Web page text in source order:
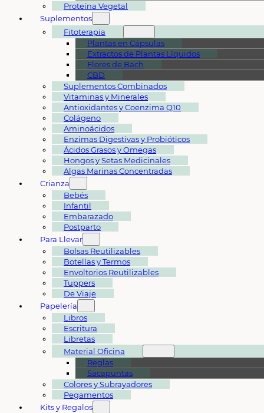
Proteína Vegetal
Suplementos
Fitoterapia
Plantas en Cápsulas
Extractos de Plantas Líquidos
Flores de Bach
CBD
Suplementos Combinados
Vitaminas y Minerales
Antioxidantes y Coenzima Q10
Colágeno
Aminoácidos
Enzimas Digestivas y Probióticos
Ácidos Grasos y Omegas
Hongos y Setas Medicinales
Algas Marinas Concentradas
Crianza
Bebés
Infantil
Embarazado
Postparto
Para Llevar
Bolsas Reutilizables
Botellas y Termos
Envoltorios Reutilizables
Tuppers
De Viaje
Papelería
Libros
Escritura
Libretas
Material Oficina
Reglas
Sacapuntas
Colores y Subrayadores
Pegamentos
Kits y Regalos